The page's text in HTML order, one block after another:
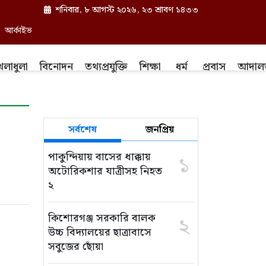
শনিবার, ৮ আগস্ট ২০২৬, ২৩ শ্রাবণ ১৪৩৩
আর্কাইভ
বিনোদন তথ্যপ্রযুক্তি শিক্ষা ধর্ম প্রবাস
সর্বশেষ জনপ্রিয়
পাকুন্দিয়ায় বাসের ধাক্কায়
অটোরিকশার যাত্রীসহ নিহত
২
১
কিশোরগঞ্জ সরকারি বালক
উচ্চ বিদ্যালয়ের ছাত্রাবাসে
সবুজের ছোঁয়া
২